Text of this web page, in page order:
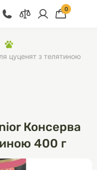
300 91 91
479 28
0
цуценят з телятиною
Консерва
400 г